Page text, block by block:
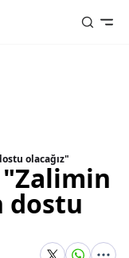
olacağız"
"Zalimin
dostu